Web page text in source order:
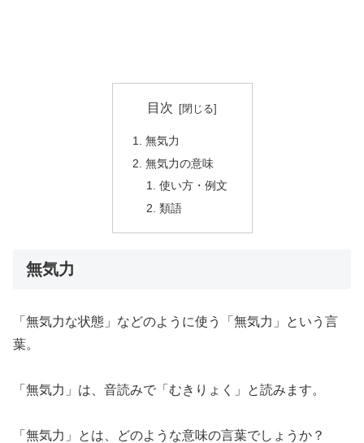
目次
無気力
無気力の意味
使い方・例文
類語
無気力
「無気力な状態」などのように使う「無気力」という言
葉。
「無気力」は、音読みで「むきりょく」と読みます。
「無気力」とは、どのような意味の言葉でしょうか？